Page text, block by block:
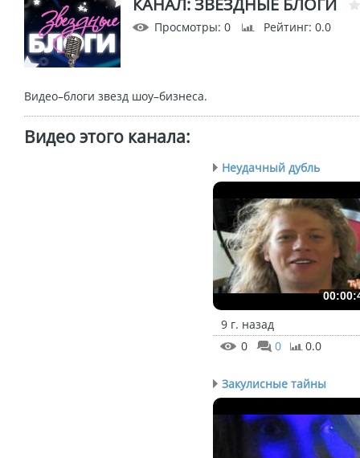
КАНАЛ: ЗВЕЗДНЫЕ БЛОГИ
Просмотры: 0 Рейтинг: 0.0
Видео–блоги звезд шоу–бизнеса.
Видео этого канала:
Неудачный дубль
9 г. назад
0
0 0.0
Закулисные тайны